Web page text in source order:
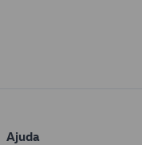
Ajuda